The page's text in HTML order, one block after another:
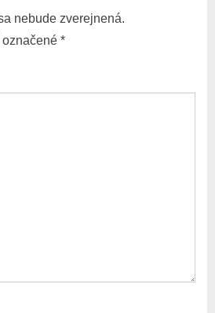
P
o
t
nebude zverejnená.
*